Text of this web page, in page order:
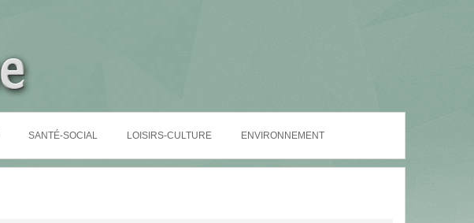
SANTÉ-SOCIAL LOISIRS-CULTURE ENVIRONNEMENT